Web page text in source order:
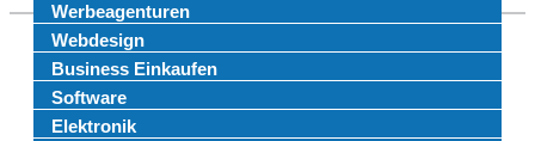
Werbeagenturen
Webdesign
Business Einkaufen
Software
Elektronik